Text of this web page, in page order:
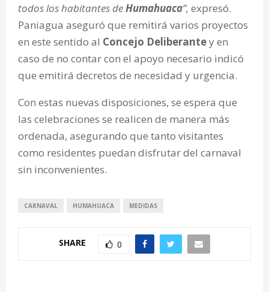
todos los habitantes deHumahuaca”, expresó.
Paniagua aseguró que remitirá varios proyectos
en este sentido al Concejo Deliberantey en
caso de no contar con el apoyo necesario indicó
que emitirá decretos de necesidad y urgencia.
Con estas nuevas disposiciones, se espera que
las celebraciones se realicen de manera más
ordenada, asegurando que tanto visitantes
como residentes puedan disfrutar del carnaval
sin inconvenientes.
CARNAVAL HUMAHUACA MEDIDAS
SHARE 0